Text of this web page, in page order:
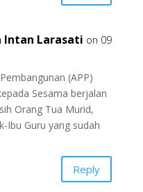
Intan Larasati on 09
(APP)
Sesama berjalan
Orang Tua Murid,
Ibu Guru yang sudah
Reply